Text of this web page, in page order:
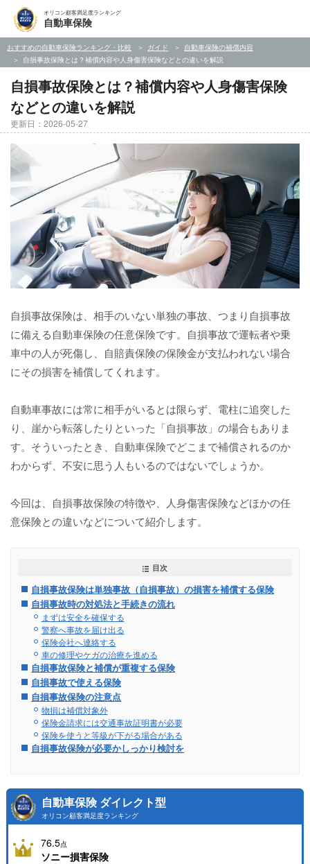
オリコン顧客満足度ランキング
自動車保険
おすすめの自動車保険ランキング・比較 ガイド
自動車保険の補償内容
自損事故保険とは？補償内容や人身傷害保険などとの違いを解説
自損事故保険とは？補償内容や人身傷害保険
などとの違いを解説
更新日：2026-05-27
自損事故保険は、相手のいない単独の事故、つまり自損事故
に備える自動車保険の任意保険です。自損事故で運転者や乗
車中の人が死傷し、自賠責保険の保険金が支払われない場合
にその損害を補償してくれます。
自動車事故には常に相手がいるとは限らず、電柱に追突した
り、崖から転落したりといった「自損事故」の場合もありま
す。そういったとき、自動車保険でどこまで補償されるのか
わからず、不安に思う人もいるのではないでしょうか。
今回は、自損事故保険の特徴や、人身傷害保険などほかの任
意保険との違いなどについて紹介します。
目次
自損事故保険は単独事故（自損事故）の損害を補償する保険
自損事故時の対処法と手続きの流れ
まずは安全を確保する
警察へ事故を届け出る
保険会社へ連絡する
車の修理やケガの治療を進める
自損事故保険と補償が重複する保険
自損事故で使える保険
自損事故保険の注意点
物損は補償対象外
保険金請求には交通事故証明書が必要
保険を使うと等級が下がる場合がある
自損事故保険が必要かしっかり検討を
自動車保険 ダイレクト型
オリコン顧客満足度ランキング
76.5点
ソニー損害保険